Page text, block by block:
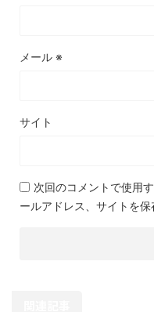
メール ※
サイト
次回のコメントで使用
ールアドレス、サイトを保